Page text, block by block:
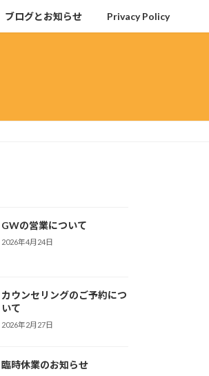
ブログとお知らせ Privacy Policy
GWの営業について
2026年4月24日
カウンセリングのご予約につ
いて
2026年2月27日
臨時休業のお知らせ